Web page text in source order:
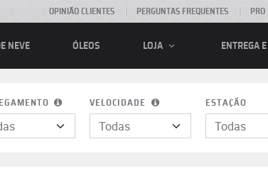
OPINIÃO CLIENTES PERGUNTAS FREQUENTES PRO
NEVE ÓLEOS LOJA ENTREGA
VELOCIDADE ESTAÇÃO